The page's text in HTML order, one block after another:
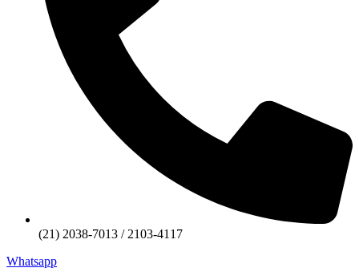
(21) 2038-7013 / 2103-4117
Whatsapp